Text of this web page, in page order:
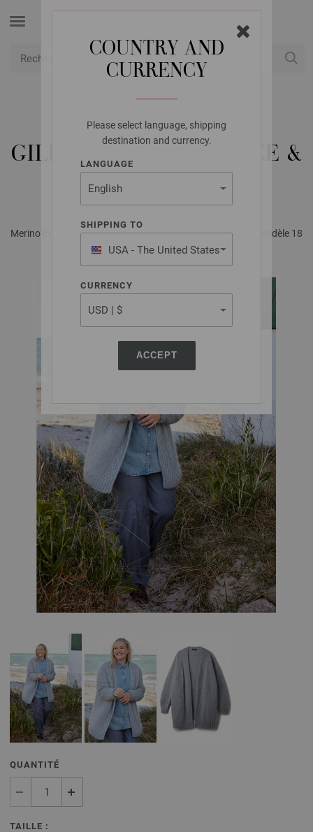
COUNTRY AND
CURRENCY
Please select language, shipping
destination and currency.
LANGUAGE
SHIPPING TO
USA - The United States
of America
CURRENCY
ACCEPT
LANA GROSSA
GILET COOL WOOL LACE &
SILKHAIR
Merino Edition No. 4 - Magazine (DE) + Explications (FR) | Modèle 18
QUANTITÉ
TAILLE :